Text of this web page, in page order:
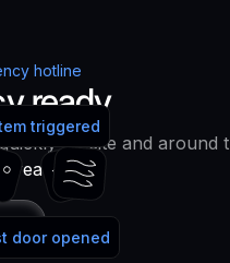
hotline
ready
on site and around
year!
used
triggered
triggered
triggered
door opened